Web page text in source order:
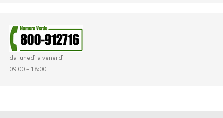
da lunedì a venerdì
09:00 – 18:00